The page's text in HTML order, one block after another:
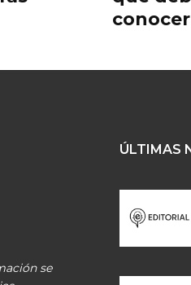
conocer
se
ÚLTIMAS